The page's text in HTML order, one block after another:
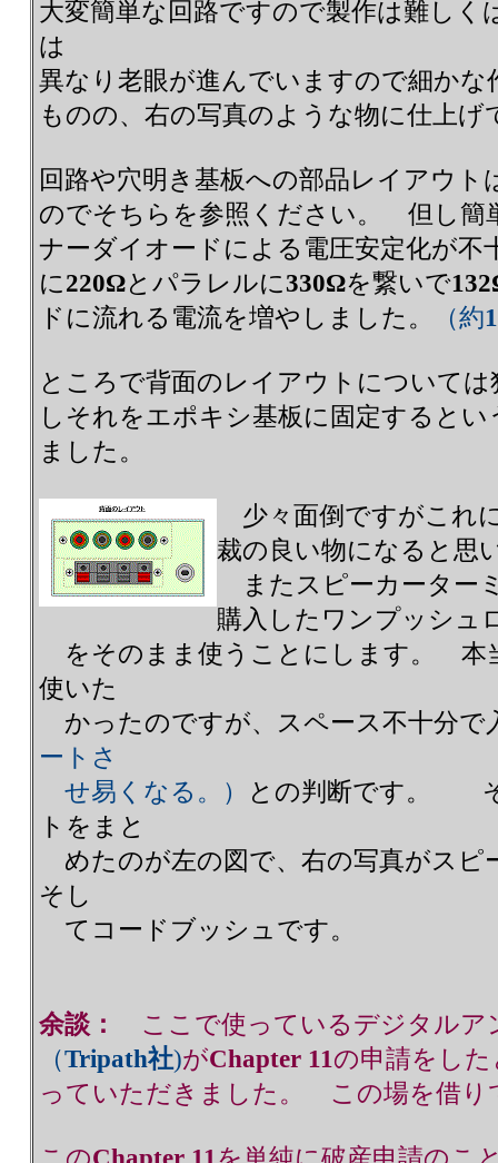
大変簡単な回路ですので製作は難しく
は
異なり老眼が進んでいますので細か
ものの、右の写真のような物に仕上げ
回路や穴明き基板への部品レイアウ
のでそちらを参照ください。 但し簡
ナーダイオードによる電圧安定化が不
に220Ωとパラレルに330Ωを繋いで
ドに流れる電流を増やしました。
（約
ところで背面のレイアウトについては
しそれをエポキシ基板に固定すると
ました。
少々面倒ですがこれ
裁の良い物になると思
またスピーカーター
購入したワンプッシュ
をそのまま使うことにします。 本
使いた
かったのですが、スペース不十分で
ートさ
せ易くなる。）
との判断です。 そ
トをまと
めたのが左の図で、右の写真がスピ
そし
てコードブッシュです。
余談：
ここで使っているデジタルア
（Tripath社)がChapter 11の申請をし
っていただきました。 この場を借り